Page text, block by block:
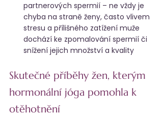
partnerových spermií – ne vždy je
chyba na straně ženy, často vlivem
stresu a přílišného zatížení muže
dochází ke zpomalování spermií či
snížení jejich množství a kvality
Skutečné příběhy žen, kterým
hormonální jóga pomohla k
otěhotnění